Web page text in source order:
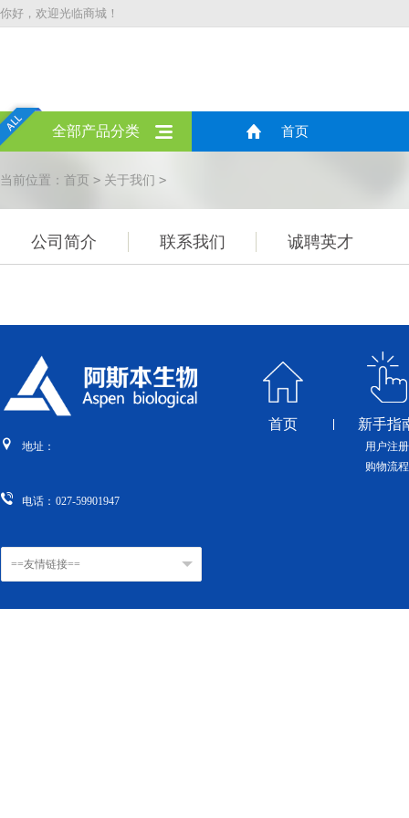
你好，欢迎光临商城！
全部产品分类 首页
当前位置： 首页 > 关于我们 >
公司简介 联系我们 诚聘英才
地址：
电话： 027-59901947
首页 新手指
用户注册
购物流程